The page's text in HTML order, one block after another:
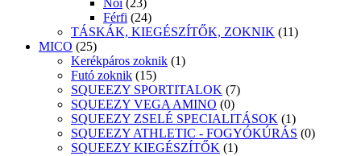
Női (23)
Férfi (24)
TÁSKÁK, KIEGÉSZÍTŐK, ZOKNIK (11)
MICO (25)
Kerékpáros zoknik (1)
Futó zoknik (15)
SQUEEZY SPORTITALOK (7)
SQUEEZY VEGA AMINO (0)
SQUEEZY ZSELÉ SPECIALITÁSOK (1)
SQUEEZY ATHLETIC - FOGYÓKÚRÁS (0)
SQUEEZY KIEGÉSZÍTŐK (1)